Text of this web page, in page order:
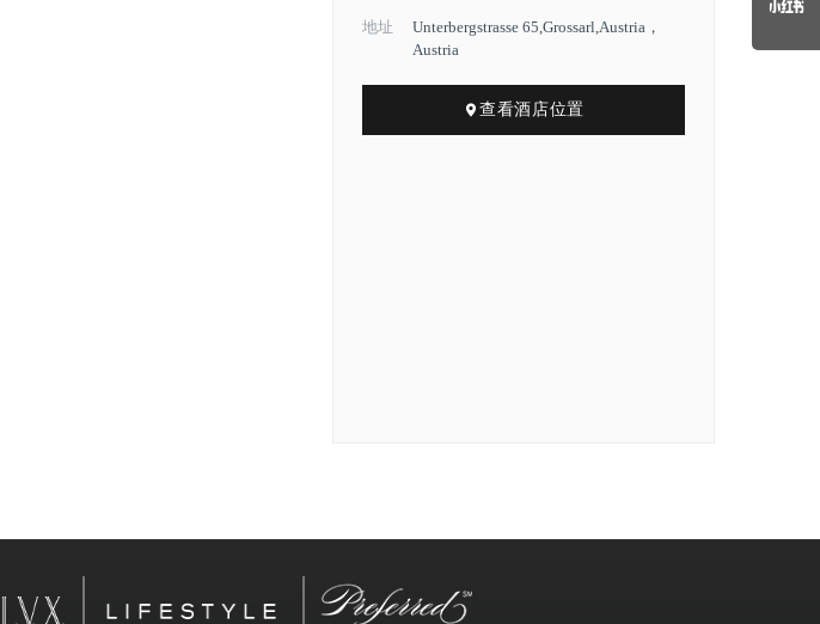
地址
Unterbergstrasse 65,Grossarl,Austria，
Austria
查看酒店位置